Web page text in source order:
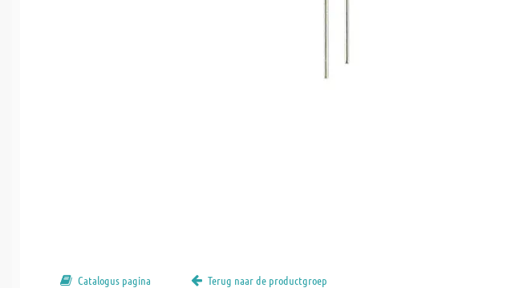
Catalogus pagina Terug naar de productgroep